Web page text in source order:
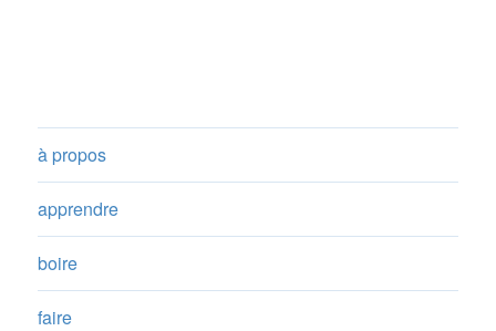
à propos
apprendre
boire
faire